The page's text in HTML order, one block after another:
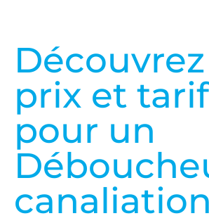
prix et
pour un
canaliation